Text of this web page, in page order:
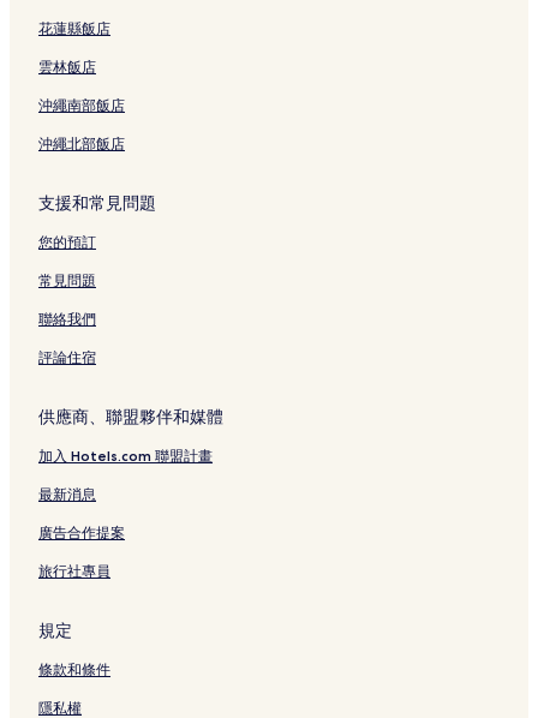
詩麗吉國際會議中心附近的飯店
斯里納卡林威洛大學附近的飯店
共同體附近的飯店
娜娜飯店
Terminal 21 購物中心附近的飯店
Bts 阿索克站附近的飯店
蒂歐+楠法藝廊附近的飯店
四面佛附近的飯店
水門市場附近的飯店
花蓮縣飯店
雲林飯店
沖繩南部飯店
沖繩北部飯店
支援和常見問題
您的預訂
常見問題
聯絡我們
評論住宿
供應商、聯盟夥伴和媒體
加入 Hotels.com 聯盟計畫
最新消息
廣告合作提案
旅行社專員
規定
條款和條件
隱私權